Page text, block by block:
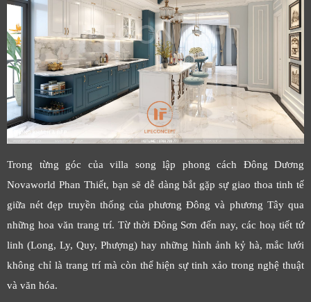
Trong từng góc của villa song lập phong cách Đông Dương
Novaworld Phan Thiết, bạn sẽ dễ dàng bắt gặp sự giao thoa tinh tế
giữa nét đẹp truyền thống của phương Đông và phương Tây qua
những hoa văn trang trí. Từ thời Đông Sơn đến nay, các hoạ tiết tứ
linh (Long, Ly, Quy, Phượng) hay những hình ảnh kỷ hà, mắc lưới
không chỉ là trang trí mà còn thể hiện sự tinh xảo trong nghệ thuật
và văn hóa.